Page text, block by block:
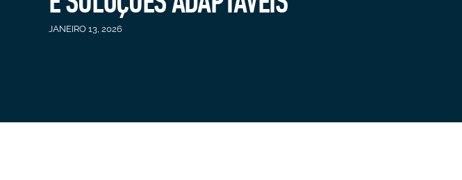
JANEIRO 13, 2026